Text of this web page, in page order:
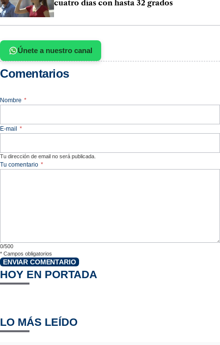
cuatro días con hasta 32 grados
Únete a nuestro canal
Comentarios
Nombre *
E-mail *
Tu dirección de email no será publicada.
Tu comentario *
0/500
* Campos obligatorios
ENVIAR COMENTARIO
HOY EN PORTADA
LO MÁS LEÍDO